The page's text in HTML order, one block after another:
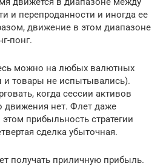
и перепроданности и иногда ее
движение в этом диапазоне
понг.
можно на любых валютных
и товары не испытывались).
когда сессии активов
движения нет. Флет даже
прибыльность стратегии
сделка убыточная.
получать приличную прибыль.